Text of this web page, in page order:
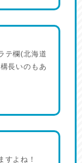
テ欄(北海道
長いのもあ
すよね！